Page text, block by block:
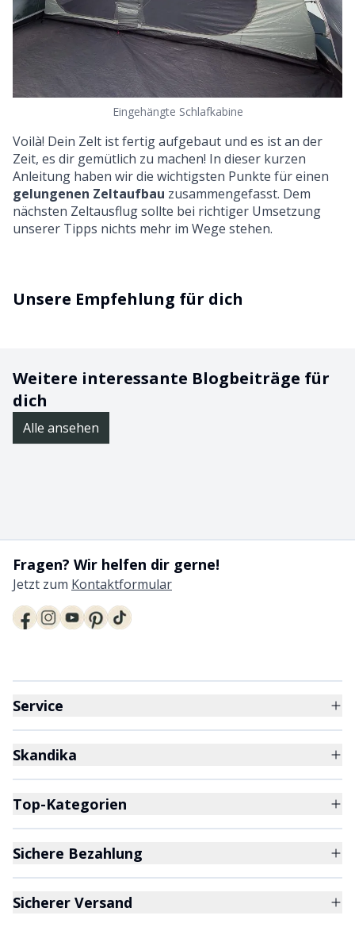
Eingehängte Schlafkabine
Voilà! Dein Zelt ist fertig aufgebaut und es ist an der
Zeit, es dir gemütlich zu machen! In dieser kurzen
Anleitung haben wir die wichtigsten Punkte für einen
gelungenen Zeltaufbau zusammengefasst. Dem
nächsten Zeltausflug sollte bei richtiger Umsetzung
unserer Tipps nichts mehr im Wege stehen.
Unsere Empfehlung für dich
Weitere interessante Blogbeiträge für
dich
Alle ansehen
Fragen? Wir helfen dir gerne!
Jetzt zum Kontaktformular
Service
Skandika
Top-Kategorien
Sichere Bezahlung
Sicherer Versand